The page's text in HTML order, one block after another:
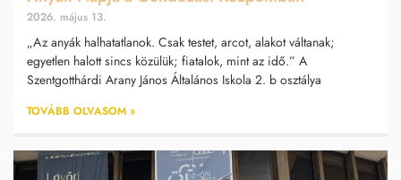
2026. május 13.
„Az anyák halhatatlanok. Csak testet, arcot, alakot váltanak;
egyetlen halott sincs közülük; fiatalok, mint az idő.” A
Szentgotthárdi Arany János Általános Iskola 2. b osztálya
TOVÁBB OLVASOM »